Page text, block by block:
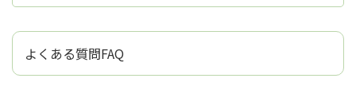
よくある質問FAQ